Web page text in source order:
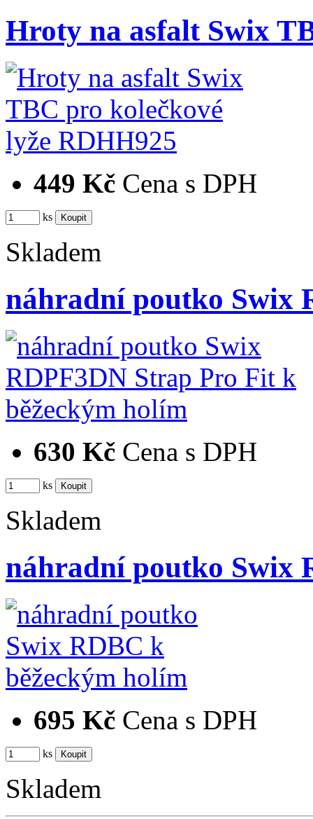
Hroty na asfalt Swix
449 Kč Cena s DPH
ks
Skladem
náhradní poutko Swix
630 Kč Cena s DPH
ks
Skladem
náhradní poutko Swix
695 Kč Cena s DPH
ks
Skladem